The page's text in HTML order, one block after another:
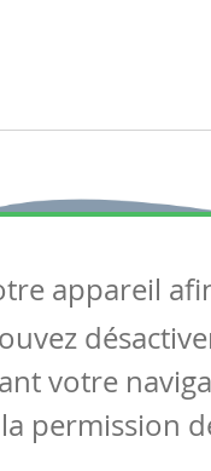
nous
nous
scolaire
appareil
votre
permission